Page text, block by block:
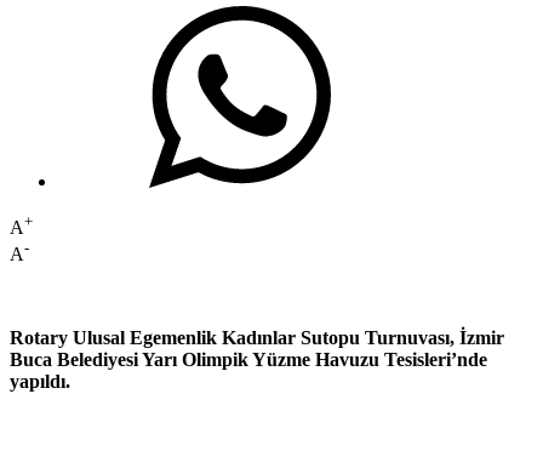
A+
A-
Rotary Ulusal Egemenlik Kadınlar Sutopu Turnuvası, İzmir
Buca Belediyesi Yarı Olimpik Yüzme Havuzu Tesisleri’nde
yapıldı.